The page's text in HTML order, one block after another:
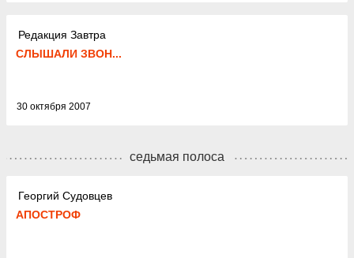
Редакция Завтра
СЛЫШАЛИ ЗВОН...
30 октября 2007
седьмая полоса
Георгий Судовцев
АПОСТРОФ